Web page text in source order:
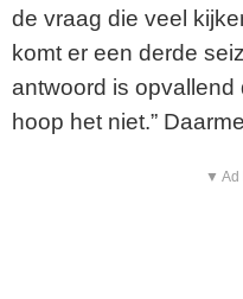
de vraag die veel
komt er een derde
antwoord is opvallend
hoop het niet.”
▼ Ad